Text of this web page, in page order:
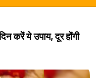
करें ये उपाय, दूर होंगी